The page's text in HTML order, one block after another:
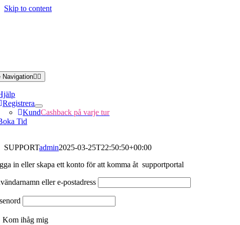
Skip to content
Navigation
Registrera
KundCashback på varje tur
Tid
SUPPORTadmin2025-03-25T22:50:50+00:00
in eller skapa ett konto för att komma åt supportportal
eller e-postadress
Kom ihåg mig